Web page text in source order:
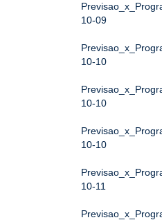
10-09
10-10
10-10
10-10
10-11